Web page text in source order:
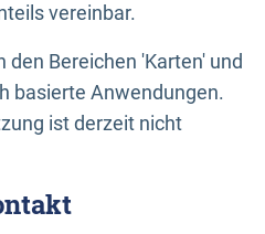
vereinbar.
den Bereichen 'Karten' und
basierte Anwendungen.
ist derzeit nicht